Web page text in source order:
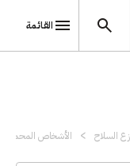
القائمة
السلاح الأشخاص المحميون